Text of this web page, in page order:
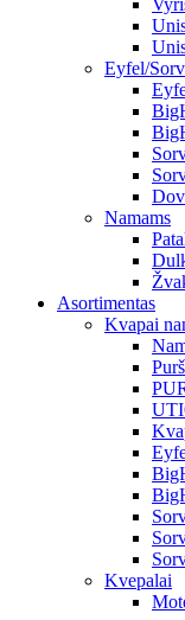
Eyfel/
Namams
Asortimentas
Kvapai
Kvepalai